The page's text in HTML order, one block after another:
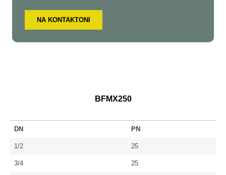
NA KONTAKTONI
BFMX250
DN PN
1/2 25
3/4 25